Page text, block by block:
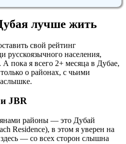
лучше жить
свой рейтинг
русскоязычного населения,
А пока я всего 2+ месяца в Дубае,
о районах, с чьими
JBR
районы — это Дубай
Residence), в этом я уверен на
— со всех сторон слышна